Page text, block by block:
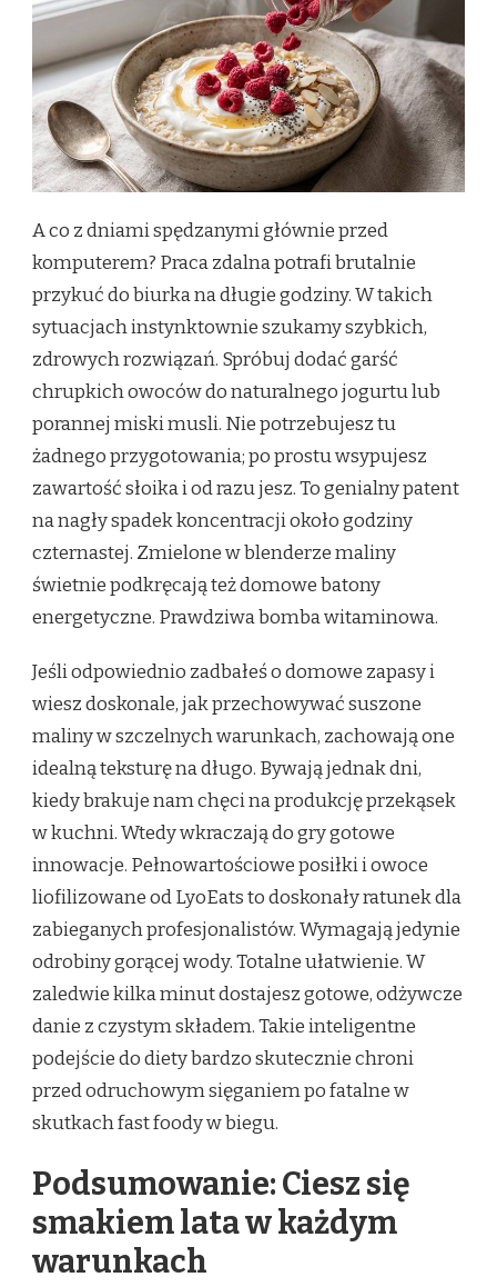
A co z dniami spędzanymi głównie przed
komputerem? Praca zdalna potrafi brutalnie
przykuć do biurka na długie godziny. W takich
sytuacjach instynktownie szukamy szybkich,
zdrowych rozwiązań. Spróbuj dodać garść
chrupkich owoców do naturalnego jogurtu lub
porannej miski musli. Nie potrzebujesz tu
żadnego przygotowania; po prostu wsypujesz
zawartość słoika i od razu jesz. To genialny patent
na nagły spadek koncentracji około godziny
czternastej. Zmielone w blenderze maliny
świetnie podkręcają też domowe batony
energetyczne. Prawdziwa bomba witaminowa.
Jeśli odpowiednio zadbałeś o domowe zapasy i
wiesz doskonale, jak przechowywać suszone
maliny w szczelnych warunkach, zachowają one
idealną teksturę na długo. Bywają jednak dni,
kiedy brakuje nam chęci na produkcję przekąsek
w kuchni. Wtedy wkraczają do gry gotowe
innowacje. Pełnowartościowe posiłki i owoce
liofilizowane od LyoEats to doskonały ratunek dla
zabieganych profesjonalistów. Wymagają jedynie
odrobiny gorącej wody. Totalne ułatwienie. W
zaledwie kilka minut dostajesz gotowe, odżywcze
danie z czystym składem. Takie inteligentne
podejście do diety bardzo skutecznie chroni
przed odruchowym sięganiem po fatalne w
skutkach fast foody w biegu.
Podsumowanie: Ciesz się
smakiem lata w każdym
warunkach